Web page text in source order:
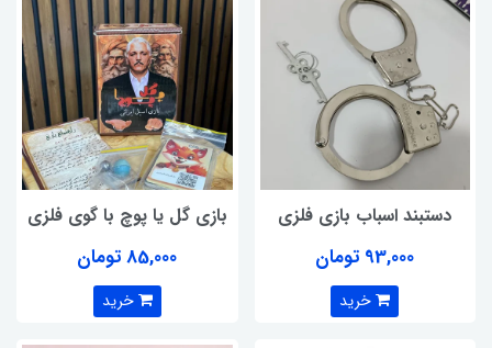
دستبند اسباب بازی فلزی
93,000 تومان
خرید
بازی گل یا پوچ با گوی فلزی
85,000 تومان
خرید